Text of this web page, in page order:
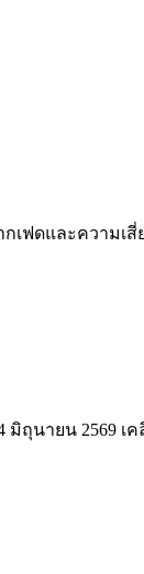
เฟดและควา
นายน 2569